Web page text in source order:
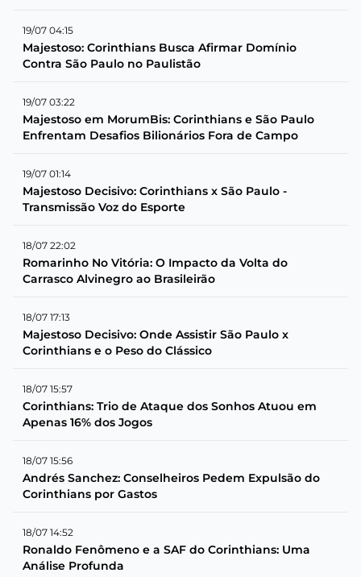
19/07 04:15
Majestoso: Corinthians Busca Afirmar Domínio
Contra São Paulo no Paulistão
19/07 03:22
Majestoso em MorumBis: Corinthians e São Paulo
Enfrentam Desafios Bilionários Fora de Campo
19/07 01:14
Majestoso Decisivo: Corinthians x São Paulo -
Transmissão Voz do Esporte
18/07 22:02
Romarinho No Vitória: O Impacto da Volta do
Carrasco Alvinegro ao Brasileirão
18/07 17:13
Majestoso Decisivo: Onde Assistir São Paulo x
Corinthians e o Peso do Clássico
18/07 15:57
Corinthians: Trio de Ataque dos Sonhos Atuou em
Apenas 16% dos Jogos
18/07 15:56
Andrés Sanchez: Conselheiros Pedem Expulsão do
Corinthians por Gastos
18/07 14:52
Ronaldo Fenômeno e a SAF do Corinthians: Uma
Análise Profunda